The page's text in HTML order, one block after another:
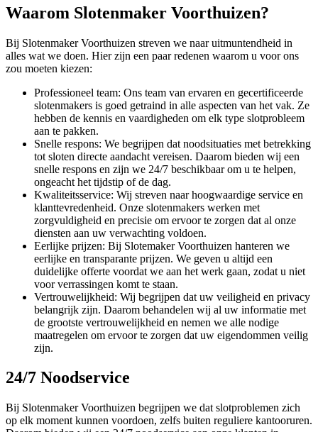
Waarom Slotenmaker Voorthuizen?
Bij Slotenmaker Voorthuizen streven we naar uitmuntendheid in
alles wat we doen. Hier zijn een paar redenen waarom u voor ons
zou moeten kiezen:
Professioneel team: Ons team van ervaren en gecertificeerde
slotenmakers is goed getraind in alle aspecten van het vak. Ze
hebben de kennis en vaardigheden om elk type slotprobleem
aan te pakken.
Snelle respons: We begrijpen dat noodsituaties met betrekking
tot sloten directe aandacht vereisen. Daarom bieden wij een
snelle respons en zijn we 24/7 beschikbaar om u te helpen,
ongeacht het tijdstip of de dag.
Kwaliteitsservice: Wij streven naar hoogwaardige service en
klanttevredenheid. Onze slotenmakers werken met
zorgvuldigheid en precisie om ervoor te zorgen dat al onze
diensten aan uw verwachting voldoen.
Eerlijke prijzen: Bij Slotemaker Voorthuizen hanteren we
eerlijke en transparante prijzen. We geven u altijd een
duidelijke offerte voordat we aan het werk gaan, zodat u niet
voor verrassingen komt te staan.
Vertrouwelijkheid: Wij begrijpen dat uw veiligheid en privacy
belangrijk zijn. Daarom behandelen wij al uw informatie met
de grootste vertrouwelijkheid en nemen we alle nodige
maatregelen om ervoor te zorgen dat uw eigendommen veilig
zijn.
24/7 Noodservice
Bij Slotenmaker Voorthuizen begrijpen we dat slotproblemen zich
op elk moment kunnen voordoen, zelfs buiten reguliere kantooruren.